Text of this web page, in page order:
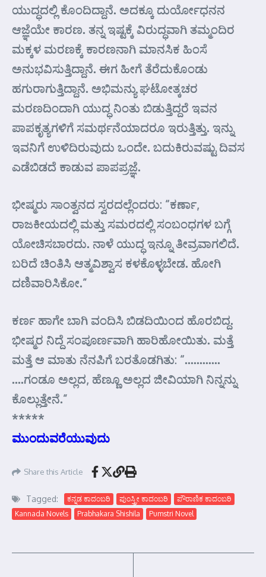
ಯುದ್ಧದಲ್ಲಿ ಕೊಂದಿದ್ದಾನೆ. ಅದಕ್ಕೂ ದುರ್ಯೋಧನನ
ಆಜ್ಞೆಯೇ ಕಾರಣ. ತನ್ನ ಇಷ್ಟಕ್ಕೆ ವಿರುದ್ಧವಾಗಿ ತಮ್ಮಂದಿರ
ಮಕ್ಕಳ ಮರಣಕ್ಕೆ ಕಾರಣನಾಗಿ ಮಾನಸಿಕ ಹಿಂಸೆ
ಅನುಭವಿಸುತ್ತಿದ್ದಾನೆ. ಈಗ ಹೀಗೆ ತೆರೆದುಕೊಂಡು
ಹಗುರಾಗುತ್ತಿದ್ದಾನೆ. ಅಭಿಮನ್ಯು ಘಟೋತ್ಕಚರ
ಮರಣದಿಂದಾಗಿ ಯುದ್ಧ ನಿಂತು ಬಿಡುತ್ತಿದ್ದರೆ ಇವನ
ಪಾಪಕೃತ್ಯಗಳಿಗೆ ಸಮರ್ಥನೆಯಾದರೂ ಇರುತ್ತಿತ್ತು. ಇನ್ನು
ಇವನಿಗೆ ಉಳಿದಿರುವುದು ಒಂದೇ. ಬದುಕಿರುವಷ್ಟು ದಿವಸ
ಎಡೆಬಿಡದೆ ಕಾಡುವ ಪಾಪಪ್ರಜ್ಞೆ.
ಭೀಷ್ಮರು ಸಾಂತ್ವನದ ಸ್ವರದಲ್ಲೆಂದರು: “ಕರ್ಣಾ,
ರಾಜಕೀಯದಲ್ಲಿ ಮತ್ತು ಸಮರದಲ್ಲಿ ಸಂಬಂಧಗಳ ಬಗ್ಗೆ
ಯೋಚಿಸಬಾರದು. ನಾಳೆ ಯುದ್ಧ ಇನ್ನೂ ತೀವ್ರವಾಗಲಿದೆ.
ಬರಿದೆ ಚಿಂತಿಸಿ ಆತ್ಮವಿಶ್ವಾಸ ಕಳಕೊಳ್ಳಬೇಡ. ಹೋಗಿ
ದಣಿವಾರಿಸಿಕೋ.”
ಕರ್ಣ ಹಾಗೇ ಬಾಗಿ ವಂದಿಸಿ ಬಿಡದಿಯಿಂದ ಹೊರಬಿದ್ದ.
ಭೀಷ್ಮರ ನಿದ್ದೆ ಸಂಪೂರ್ಣವಾಗಿ ಹಾರಿಹೋಯಿತು. ಮತ್ತೆ
ಮತ್ತೆ ಆ ಮಾತು ನೆನಪಿಗೆ ಬರತೊಡಗಿತು: “…………
….ಗಂಡೂ ಅಲ್ಲದ, ಹೆಣ್ಣೂ ಅಲ್ಲದ ಜೀವಿಯಾಗಿ ನಿನ್ನನ್ನು
ಕೊಲ್ಲುತ್ತೇನೆ.”
*****
ಮುಂದುವರೆಯುವುದು
Share this Article
Tagged: ಕನ್ನಡ ಕಾದಂಬರಿ ಪುಂಸ್ತ್ರೀ ಕಾದಂಬರಿ
ಪೌರಾಣಿಕ ಕಾದಂಬರಿ
Kannada Novels
Prabhakara Shishila Pumstri Novel